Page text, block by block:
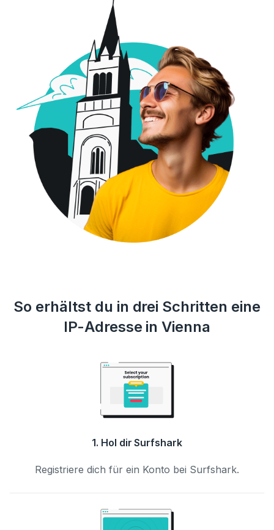
So erhältst du in drei Schritten eine
IP-Adresse in Vienna
1. Hol dir Surfshark
Registriere dich für ein Konto bei Surfshark.